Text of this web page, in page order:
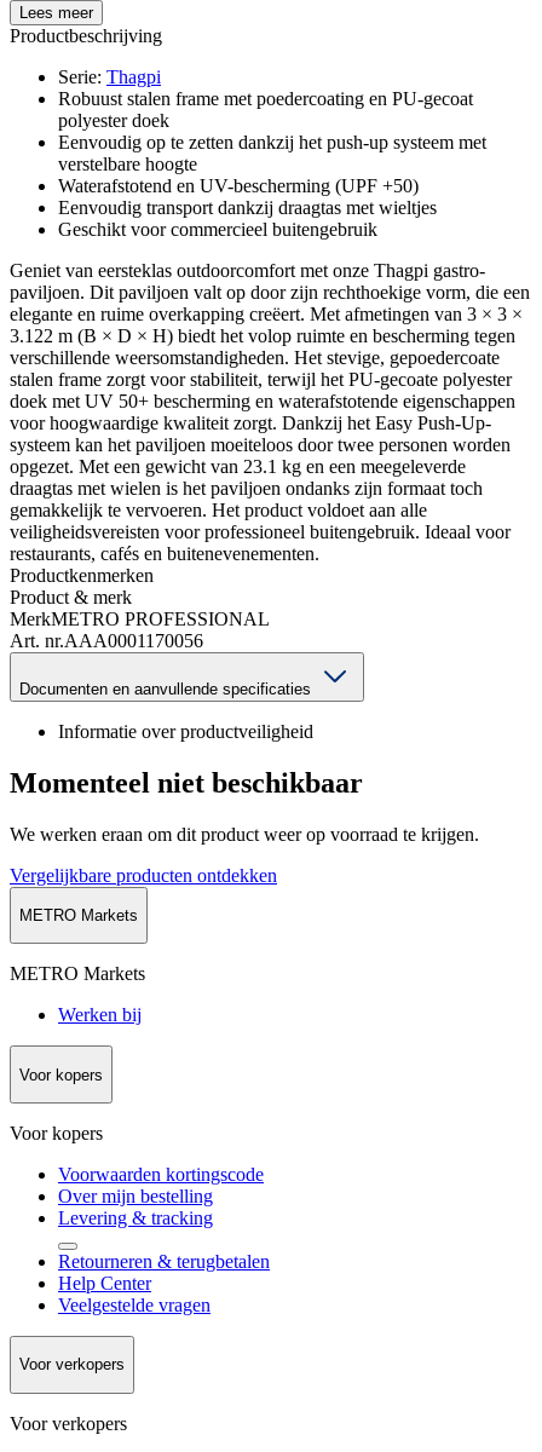
Lees meer
Productbeschrijving
Serie: Thagpi
Robuust stalen frame met poedercoating en PU-gecoat
polyester doek
Eenvoudig op te zetten dankzij het push-up systeem met
verstelbare hoogte
Waterafstotend en UV-bescherming (UPF +50)
Eenvoudig transport dankzij draagtas met wieltjes
Geschikt voor commercieel buitengebruik
Geniet van eersteklas outdoorcomfort met onze Thagpi gastro-
paviljoen. Dit paviljoen valt op door zijn rechthoekige vorm, die een
elegante en ruime overkapping creëert. Met afmetingen van 3 × 3 ×
3.122 m (B × D × H) biedt het volop ruimte en bescherming tegen
verschillende weersomstandigheden. Het stevige, gepoedercoate
stalen frame zorgt voor stabiliteit, terwijl het PU-gecoate polyester
doek met UV 50+ bescherming en waterafstotende eigenschappen
voor hoogwaardige kwaliteit zorgt. Dankzij het Easy Push-Up-
systeem kan het paviljoen moeiteloos door twee personen worden
opgezet. Met een gewicht van 23.1 kg en een meegeleverde
draagtas met wielen is het paviljoen ondanks zijn formaat toch
gemakkelijk te vervoeren. Het product voldoet aan alle
veiligheidsvereisten voor professioneel buitengebruik. Ideaal voor
restaurants, cafés en buitenevenementen.
Productkenmerken
Product & merk
MerkMETRO PROFESSIONAL
Art. nr.AAA0001170056
Documenten en aanvullende specificaties
Informatie over productveiligheid
Momenteel niet beschikbaar
We werken eraan om dit product weer op voorraad te krijgen.
Vergelijkbare producten ontdekken
METRO Markets
METRO Markets
Werken bij
Voor kopers
Voor kopers
Voorwaarden kortingscode
Over mijn bestelling
Levering & tracking
Retourneren & terugbetalen
Help Center
Veelgestelde vragen
Voor verkopers
Voor verkopers